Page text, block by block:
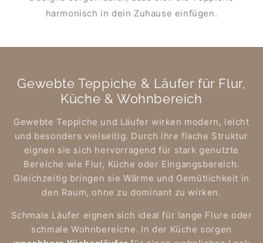
harmonisch in dein Zuhause einfügen.
Gewebte Teppiche & Läufer für Flur,
Küche & Wohnbereich
Gewebte Teppiche und Läufer wirken modern, leicht
und besonders vielseitig. Durch ihre flache Struktur
eignen sie sich hervorragend für stark genutzte
Bereiche wie Flur, Küche oder Eingangsbereich.
Gleichzeitig bringen sie Wärme und Gemütlichkeit in
den Raum, ohne zu dominant zu wirken.
Schmale Läufer eignen sich ideal für lange Flure oder
schmale Wohnbereiche. In der Küche sorgen